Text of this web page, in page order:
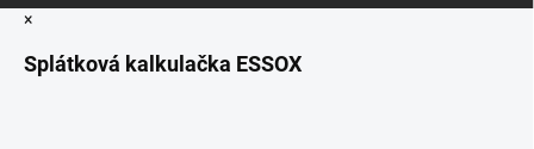
×
Splátková kalkulačka ESSOX